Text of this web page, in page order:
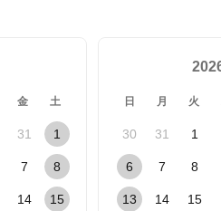
金 土
31 1
7 8
14 15
日 月 火
30 31 1
6 7 8
13 14 15